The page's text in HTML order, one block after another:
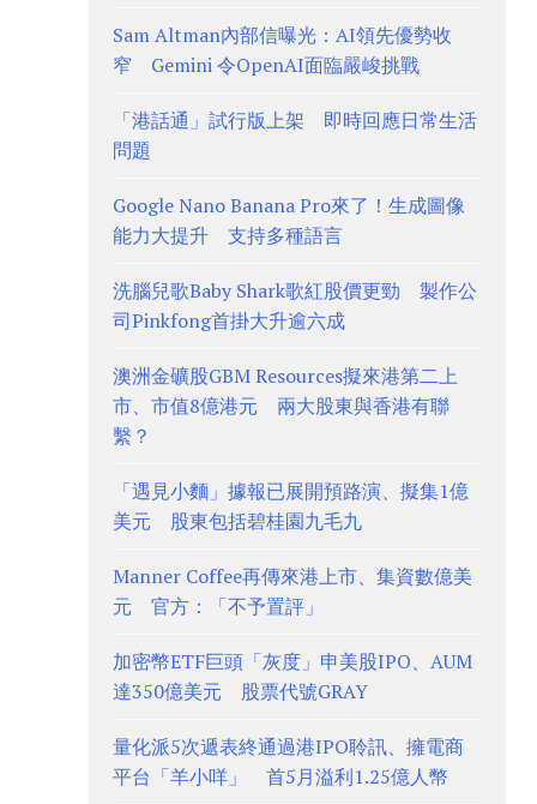
Sam Altman內部信曝光：AI領先優勢收
窄 Gemini 令OpenAI面臨嚴峻挑戰
「港話通」試行版上架 即時回應日常生活
問題
Google Nano Banana Pro來了！生成圖像
能力大提升 支持多種語言
洗腦兒歌Baby Shark歌紅股價更勁 製作公
司Pinkfong首掛大升逾六成
澳洲金礦股GBM Resources擬來港第二上
市、市值8億港元 兩大股東與香港有聯
繫？
「遇見小麵」據報已展開預路演、擬集1億
美元 股東包括碧桂園九毛九
Manner Coffee再傳來港上市、集資數億美
元 官方：「不予置評」
加密幣ETF巨頭「灰度」申美股IPO、AUM
達350億美元 股票代號GRAY
量化派5次遞表終通過港IPO聆訊、擁電商
平台「羊小咩」 首5月溢利1.25億人幣